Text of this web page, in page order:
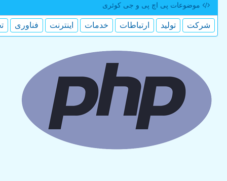
موضوعات پی اچ پی و جی كوئری
شركت تولید ارتباطات خدمات اینترنت فناوری